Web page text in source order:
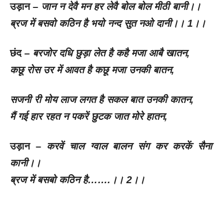
उड़ान – जान न देवै मन हर लेवै बोल बोल मीठी बानी।।
ब्रज में बसवो कठिन है भयो नन्द सुत नओ दानी।। 1 ।।
छंद – बरजोर दधि छुड़ा लेत है कहै मजा आबै खातन,
कछू रोस उर में आवत है कछू मजा उनकी बातन,
सजनी री मोय लाज लगत है सकल बात उनकी कातन,
मैं गई हार रहत न पकरें छुटक जात मोरे हातन,
उड़ान –
करवें चाल ग्वाल बालन संग कर करकें सैना
कानी।।
ब्रज में बसबो कठिन है…….।। 2 ।।